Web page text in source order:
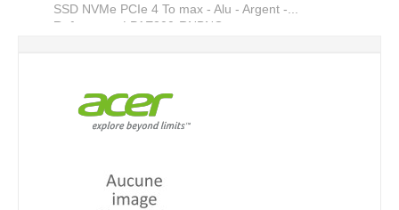
SSD NVMe PCIe 4 To max - Alu - Argent -...
Reference : LPAE300-RNBNG